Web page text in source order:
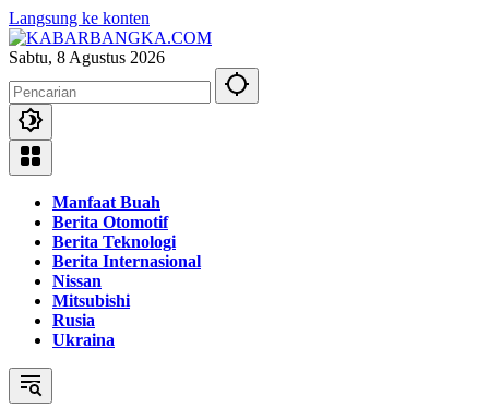
Langsung ke konten
Sabtu, 8 Agustus 2026
Manfaat Buah
Berita Otomotif
Berita Teknologi
Berita Internasional
Nissan
Mitsubishi
Rusia
Ukraina